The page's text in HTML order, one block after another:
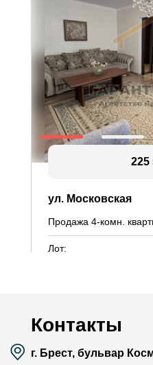
225
ул. Московская
Продажа 4-комн.
Лот:
Контакты
г. Брест, бульвар